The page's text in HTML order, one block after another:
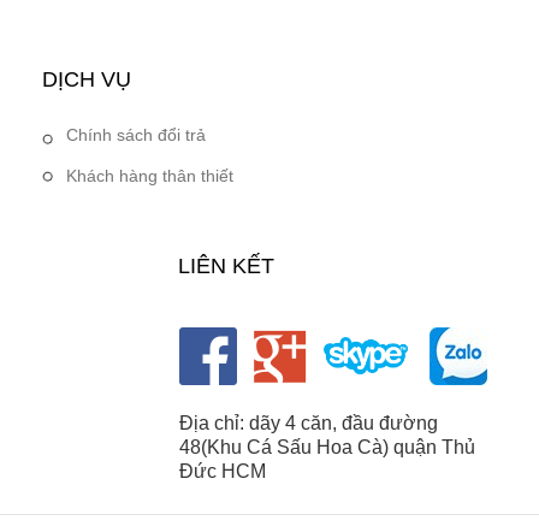
DỊCH VỤ
Chính sách đổi trả
Khách hàng thân thiết
LIÊN KẾT
Địa chỉ: dãy 4 căn, đầu đường
48(Khu Cá Sấu Hoa Cà) quận Thủ
Đức HCM